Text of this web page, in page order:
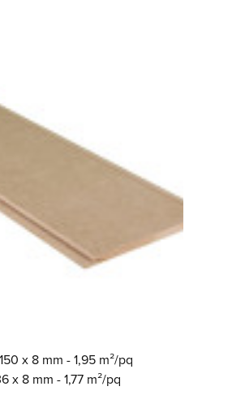
x 8 mm - 1,95 m²/pq
x 8 mm - 1,77 m²/pq